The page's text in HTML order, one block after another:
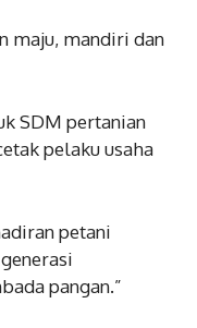
maju, mandiri dan
SDM pertanian
pelaku usaha
petani
pangan.”